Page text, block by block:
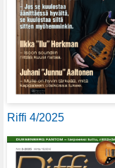
Riffi 4/2025